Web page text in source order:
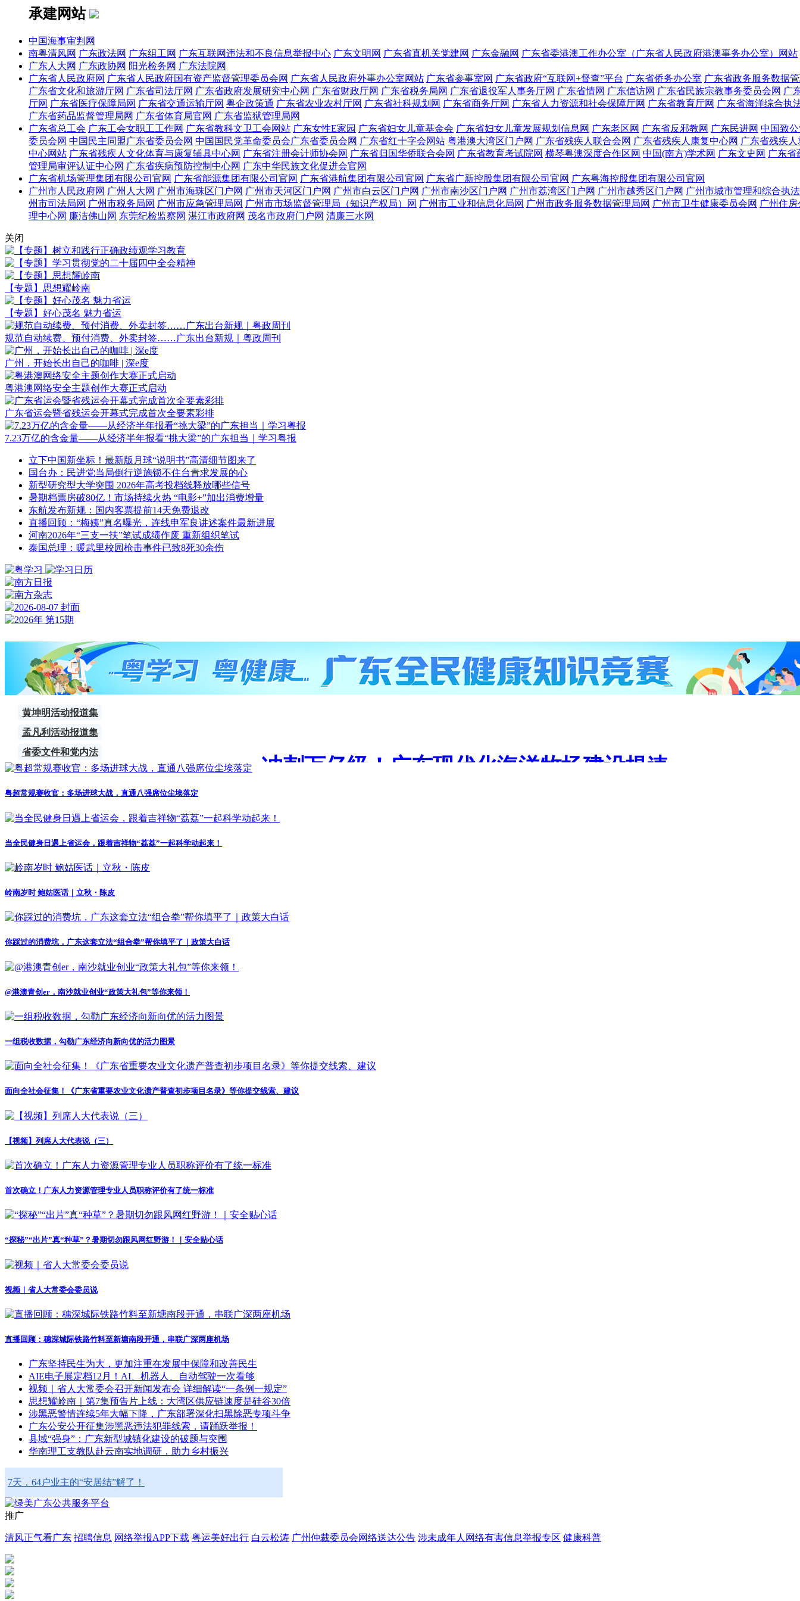
承建网站
中国海事审判网
南粤清风网 广东政法网 广东组工网 广东互联网违法和不良信息举报中心 广东文明网 广东省直机关党建网 广东金融网 广东省委港澳工作办公室（广东省人民政府港澳事务办公室）网站
广东人大网 广东政协网 阳光检务网 广东法院网
广东省人民政府网 广东省人民政府国有资产监督管理委员会网 广东省人民政府外事办公室网站 广东省参事室网 广东省政府“互联网+督查”平台 广东省侨务办公室 广东省政务服务数据
广东省文化和旅游厅网 广东省司法厅网 广东省政府发展研究中心网 广东省财政厅网 广东省税务局网 广东省退役军人事务厅网 广东省情网 广东信访网 广东省民族宗教事务委员会网 广
厅网 广东省医疗保障局网 广东省交通运输厅网 粤企政策通 广东省农业农村厅网 广东省社科规划网 广东省商务厅网 广东省人力资源和社会保障厅网 广东省教育厅网 广东省海洋综合执
广东省药品监督管理局网 广东省体育局官网 广东省监狱管理局网
广东省总工会 广东工会女职工工作网 广东省教科文卫工会网站 广东女性E家园 广东省妇女儿童基金会 广东省妇女儿童发展规划信息网 广东老区网 广东省反邪教网 广东民进网 中国致
委员会网 中国民主同盟广东省委员会网 中国国民党革命委员会广东省委员会网 广东省红十字会网站 粤港澳大湾区门户网 广东省残疾人联合会网 广东省残疾人康复中心网 广东省残疾
中心网站 广东省残疾人文化体育与康复辅具中心网 广东省注册会计师协会网 广东省归国华侨联合会网 广东省教育考试院网 横琴粤澳深度合作区网 中国(南方)学术网 广东文史网 广东省
管理局审评认证中心网 广东省疾病预防控制中心网 广东中华民族文化促进会官网
广东省机场管理集团有限公司官网 广东省能源集团有限公司官网 广东省港航集团有限公司官网 广东省广新控股集团有限公司官网 广东粤海控股集团有限公司官网
广州市人民政府网 广州人大网 广州市海珠区门户网 广州市天河区门户网 广州市白云区门户网 广州市南沙区门户网 广州市荔湾区门户网 广州市越秀区门户网 广州市城市管理和综合执
州市司法局网 广州市税务局网 广州市应急管理局网 广州市市场监督管理局（知识产权局）网 广州市工业和信息化局网 广州市政务服务数据管理局网 广州市卫生健康委员会网 广州住
理中心网 廉洁佛山网 东莞纪检监察网 湛江市政府网 茂名市政府门户网 清廉三水网
关闭
【专题】思想耀岭南
【专题】好心茂名 魅力省运
规范自动续费、预付消费、外卖封签……广东出台新规｜粤政周刊
广州，开始长出自己的咖啡 | 深e度
粤港澳网络安全主题创作大赛正式启动
广东省运会暨省残运会开幕式完成首次全要素彩排
7.23万亿的含金量——从经济半年报看“挑大梁”的广东担当｜学习粤报
立下中国新坐标！最新版月球“说明书”高清细节图来了
国台办：民进党当局倒行逆施锁不住台青求发展的心
新型研究型大学突围 2026年高考投档线释放哪些信号
暑期档票房破80亿！市场持续火热 “电影+”加出消费增量
东航发布新规：国内客票提前14天免费退改
直播回顾：“梅姨”真名曝光，连线申军良讲述案件最新进展
河南2026年“三支一扶”笔试成绩作废 重新组织笔试
泰国总理：暖武里校园枪击事件已致8死30余伤
黄坤明活动报道集
孟凡利活动报道集
省委文件和党内法
规
冲刺万亿级！广东现代化海洋牧场建设提速
粤超常规赛收官：多场进球大战，直通八强席位尘埃落定
当全民健身日遇上省运会，跟着吉祥物“荔荔”一起科学动起来！
岭南岁时 鲍姑医话｜立秋・陈皮
你踩过的消费坑，广东这套立法“组合拳”帮你填平了｜政策大白话
@港澳青创er，南沙就业创业“政策大礼包”等你来领！
一组税收数据，勾勒广东经济向新向优的活力图景
面向全社会征集！《广东省重要农业文化遗产普查初步项目名录》等你提交线索、建议
【视频】列席人大代表说（三）
首次确立！广东人力资源管理专业人员职称评价有了统一标准
“探秘”“出片”真“种草”？暑期切勿跟风网红野游！｜安全贴心话
视频｜省人大常委会委员说
直播回顾：穗深城际铁路竹料至新塘南段开通，串联广深两座机场
广东坚持民生为大，更加注重在发展中保障和改善民生
AIE电子展定档12月！AI、机器人、自动驾驶一次看够
视频｜省人大常委会召开新闻发布会 详细解读“一条例一规定”
思想耀岭南｜第7集预告片上线：大湾区供应链速度是硅谷30倍
涉黑恶警情连续5年大幅下降，广东部署深化扫黑除恶专项斗争
广东公安公开征集涉黑恶违法犯罪线索，请踊跃举报！
县域“强身”：广东新型城镇化建设的破题与突围
华南理工支教队赴云南实地调研，助力乡村振兴
7天，64户业主的“安居结”解了！
广东这些地区连续降雨，公路交通存在高风险→
反邪教AI短视频创作大赛火热征集中，千元大奖等您来拿
推广
清风正气看广东 招聘信息 网络举报APP下载 粤运美好出行 白云松涛 广州仲裁委员会网络送达公告 涉未成年人网络有害信息举报专区 健康科普